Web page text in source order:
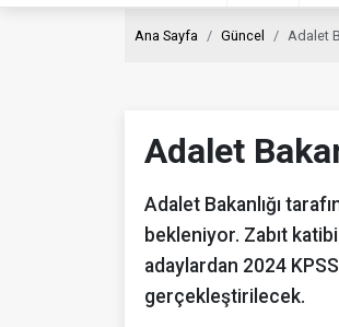
Ana Sayfa Güncel Adalet
Adalet
Adalet Bakanlığı
bekleniyor. Zabıt
adaylardan 2024
gerçekleştirilecek.